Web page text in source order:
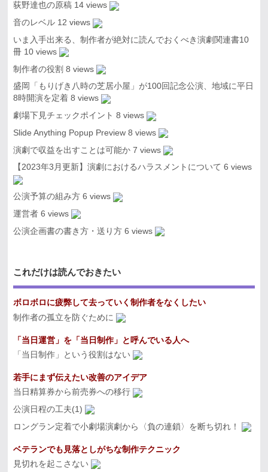
荻野達也の原稿 14 views
音のレベル 12 views
いま入手出来る、制作者が絶対に読んでおくべき演劇関連書10
冊 10 views
制作者の役割 8 views
盛岡「もりげき八時の芝居小屋」が100回記念公演、地域に平日
8時開演を定着 8 views
劇場下見チェックポイント 8 views
Slide Anything Popup Preview 8 views
演劇で収益を出すことは可能か 7 views
【2023年3月更新】演劇におけるハラスメントについて 6 views
公演予算の組み方 6 views
運営者 6 views
公演企画書の書き方・送り方 6 views
これだけは読んでおきたい
ボロボロに疲弊して去っていく制作者をなくしたい
制作者の孤立を防ぐために
「当日運営」を「当日制作」と呼んでいる人へ
「当日制作」という役割はない
若手にまず伝えたい改善のアイデア
当日精算券から前売券への移行
公演日程の工夫(1)
ロングラン定着で小劇場演劇から〈負の連鎖〉を断ち切れ！
ベテランでも見落としがちな制作テクニック
見切れを起こさない